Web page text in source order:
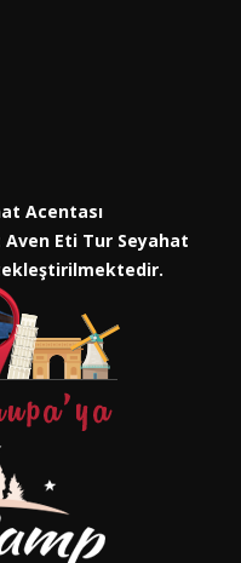
Acentası
Aven Eti Tur Seyahat